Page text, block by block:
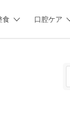
食 口腔ケア